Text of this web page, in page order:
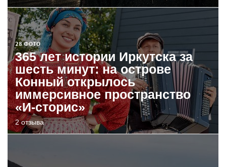
28 ФОТО
365 лет истории Иркутска за
шесть минут: на острове
Конный открылось
иммерсивное пространство
«И-сторис»
2 отзыва